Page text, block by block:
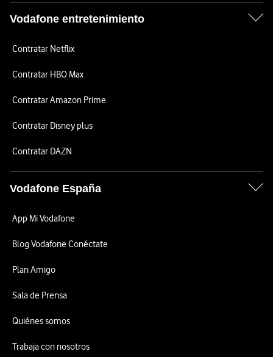
Vodafone entretenimiento
Contratar Netflix
Contratar HBO Max
Contratar Amazon Prime
Contratar Disney plus
Contratar DAZN
Vodafone España
App Mi Vodafone
Blog Vodafone Conéctate
Plan Amigo
Sala de Prensa
Quiénes somos
Trabaja con nosotros